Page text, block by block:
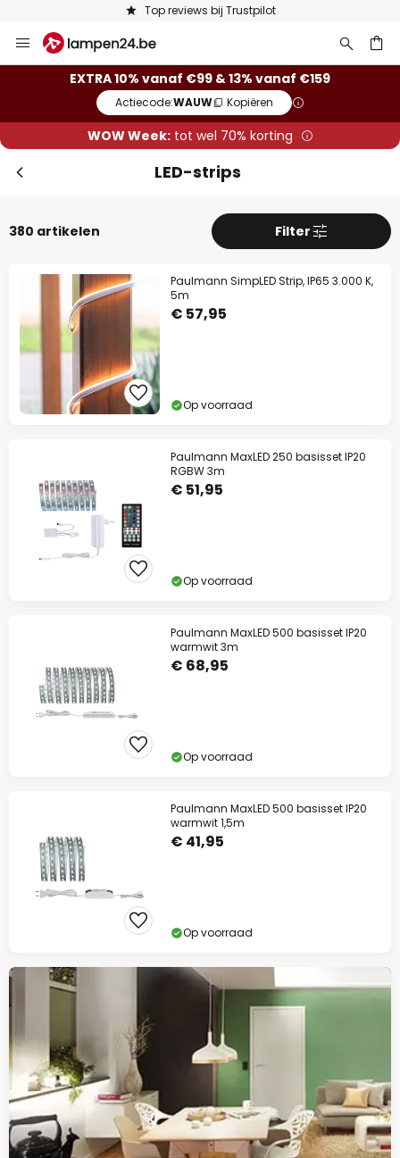
Keuze uit 50.000 lampen
naar
EXTRA 10% vanaf €99 & 13% vanaf €159
Actiecode:WAUW Kopiëren
WOW Week:tot wel 70% korting
LED-strips
380 artikelen Filter
Paulmann SimpLED Strip, IP65 3.000 K,
5m
€ 57,95
Op voorraad
Paulmann MaxLED 250 basisset IP20
RGBW 3m
€ 51,95
Op voorraad
Paulmann MaxLED 500 basisset IP20
warmwit 3m
€ 68,95
Op voorraad
Paulmann MaxLED 500 basisset IP20
warmwit 1,5m
€ 41,95
Op voorraad